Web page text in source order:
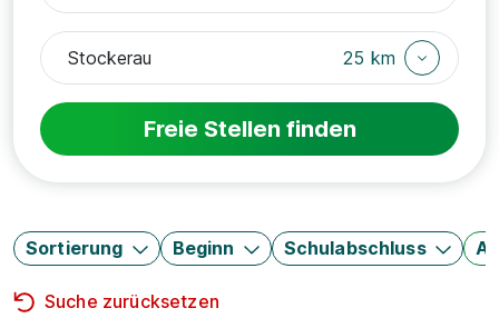
25 km
Freie Stellen finden
Sortierung Beginn Schulabschluss
Suche zurücksetzen